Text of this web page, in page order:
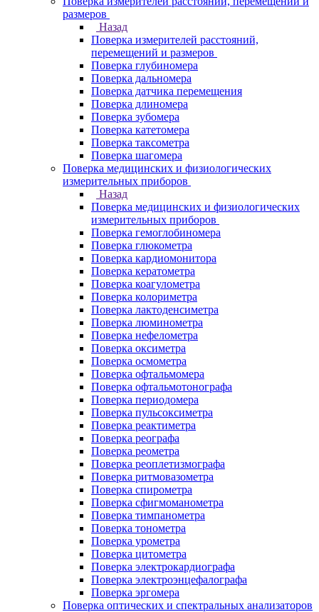
размеров
Назад
Поверка измерителей расстояний,
перемещений и размеров
Поверка глубиномера
Поверка дальномера
Поверка датчика перемещения
Поверка длиномера
Поверка зубомера
Поверка катетомера
Поверка таксометра
Поверка шагомера
Поверка медицинских и физиологических
измерительных приборов
Назад
Поверка медицинских и физиологических
измерительных приборов
Поверка гемоглобиномера
Поверка глюкометра
Поверка кардиомонитора
Поверка кератометра
Поверка коагулометра
Поверка колориметра
Поверка лактоденсиметра
Поверка люминометра
Поверка нефелометра
Поверка оксиметра
Поверка осмометра
Поверка офтальмомера
Поверка офтальмотонографа
Поверка периодомера
Поверка пульсоксиметра
Поверка реактиметра
Поверка реографа
Поверка реометра
Поверка реоплетизмографа
Поверка ритмовазометра
Поверка спирометра
Поверка сфигмоманометра
Поверка тимпанометра
Поверка тонометра
Поверка урометра
Поверка цитометра
Поверка электрокардиографа
Поверка электроэнцефалографа
Поверка эргомера
Поверка оптических и спектральных анализаторов